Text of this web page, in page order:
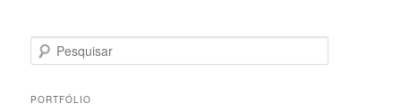
e
q
PORTFÓLIO